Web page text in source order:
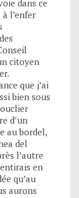
dans ce
l’enfer
citoyen
que j’ai
bien sous
d’un
au bordel,
del
l’autre
en
qu’au
aurons